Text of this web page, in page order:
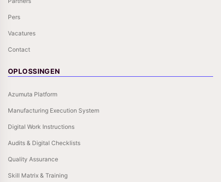
Pers
Vacatures
Contact
OPLOSSINGEN
Azumuta Platform
Manufacturing Execution System
Digital Work Instructions
Audits & Digital Checklists
Quality Assurance
Skill Matrix & Training